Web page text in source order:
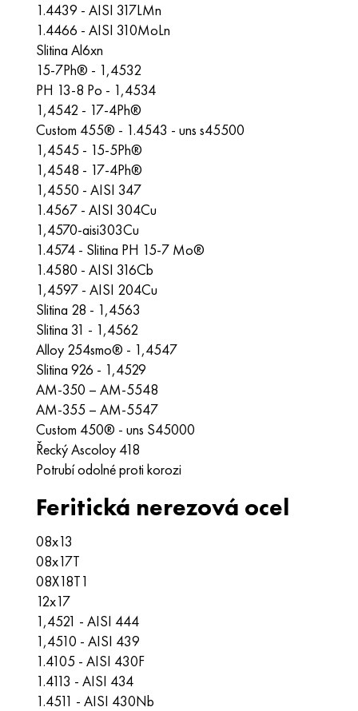
1.4439 - AISI 317LMn
1.4466 - AISI 310MoLn
Slitina Al6xn
15-7Ph® - 1,4532
PH 13-8 Po - 1,4534
1,4542 - 17-4Ph®
Custom 455® - 1.4543 - uns s45500
1,4545 - 15-5Ph®
1,4548 - 17-4Ph®
1,4550 - AISI 347
1.4567 - AISI 304Cu
1,4570-aisi303Cu
1.4574 - Slitina PH 15-7 Mo®
1.4580 - AISI 316Cb
1,4597 - AISI 204Cu
Slitina 28 - 1,4563
Slitina 31 - 1,4562
Alloy 254smo® - 1,4547
Slitina 926 - 1,4529
AM-350 – AM-5548
AM-355 – AM-5547
Custom 450® - uns S45000
Řecký Ascoloy 418
Potrubí odolné proti korozi
Feritická nerezová ocel
08x13
08x17T
08X18T1
12x17
1,4521 - AISI 444
1,4510 - AISI 439
1.4105 - AISI 430F
1.4113 - AISI 434
1.4511 - AISI 430Nb